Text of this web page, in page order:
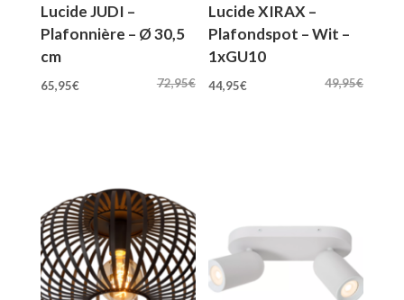
Lucide JUDI –
Plafonnière – Ø 30,5
cm
72,95€
Oorspronkelijke
65,95€Huidige
Lucide XIRAX –
Plafondspot – Wit –
1xGU10
49,95€
Oorspronkelijke
44,95€